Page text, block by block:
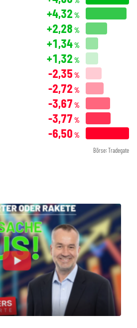
+4,32 %
+2,28 %
+1,34%
+1,32 %
-2,35 %
-2,72 %
-3,67 %
-3,77 %
-6,50 %
Börse: Tradegate